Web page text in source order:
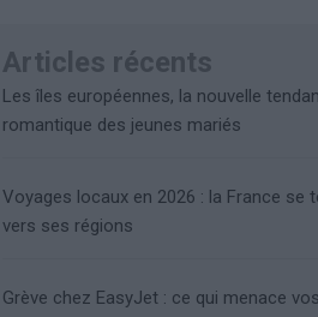
Articles récents
Les îles européennes, la nouvelle
romantique des jeunes mariés
Voyages locaux en 2026 : la France se
vers ses régions
Grève chez EasyJet : ce qui menace